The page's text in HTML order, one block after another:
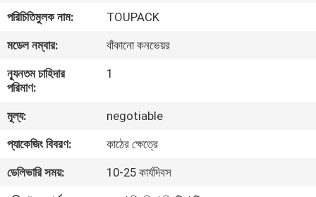
আমাদের
সম্পর্কে
ফ্যাক্টরি
ট্যুর
মান
নিয়ন্ত্রণ
পরিচিতিমুলক নাম:
TOUPACK
মডেল নম্বার:
বাঁকানো কনভেয়র
ন্যূনতম চাহিদার
পরিমাণ:
1
মূল্য:
negotiable
প্যাকেজিং বিবরণ:
কাঠের ক্ষেত্রে
ডেলিভারি সময়:
10-25 কার্যদিবস